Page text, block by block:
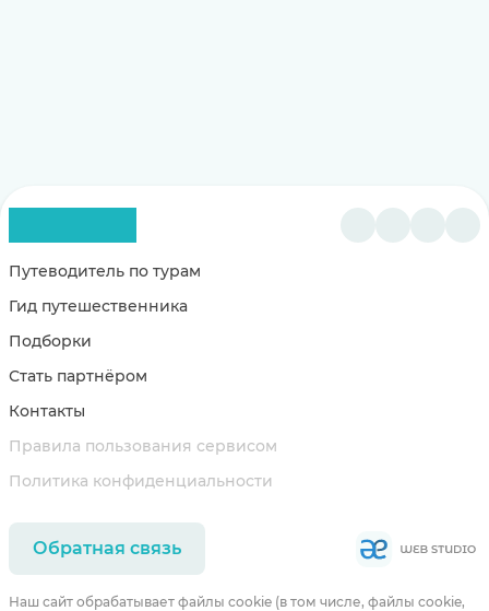
Путеводитель по турам
Гид путешественника
Подборки
Стать партнёром
Контакты
Правила пользования сервисом
Политика конфиденциальности
Обратная связь
Наш сайт обрабатывает файлы cookie (в том числе, файлы cookie,